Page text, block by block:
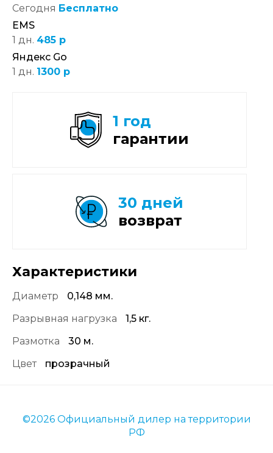
Сегодня Бесплатно
EMS
1 дн. 485 р
Яндекс Go
1 дн. 1300 р
Характеристики
Диаметр
0,148 мм.
Разрывная нагрузка
1,5 кг.
Размотка
30 м.
Цвет
прозрачный
1 год
гарантии
30 дней
возврат
©2026 Официальный дилер на территории
РФ